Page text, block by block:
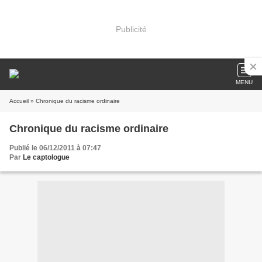
Publicité
MENU
Accueil » Chronique du racisme ordinaire
Chronique du racisme ordinaire
Publié le 06/12/2011 à 07:47
Par Le captologue